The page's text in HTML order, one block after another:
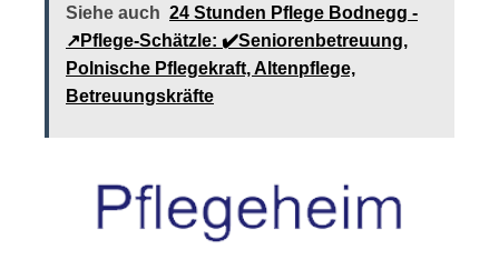
Siehe auch 24 Stunden Pflege Bodnegg -
↗️Pflege-Schätzle: ✔️Seniorenbetreuung,
Polnische Pflegekraft, Altenpflege,
Betreuungskräfte